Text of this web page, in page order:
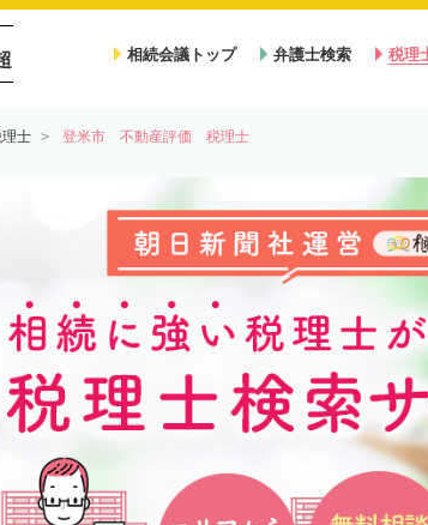
相続会議トップ 弁護士検索 税理
士 登米市 不動産評価 税理士